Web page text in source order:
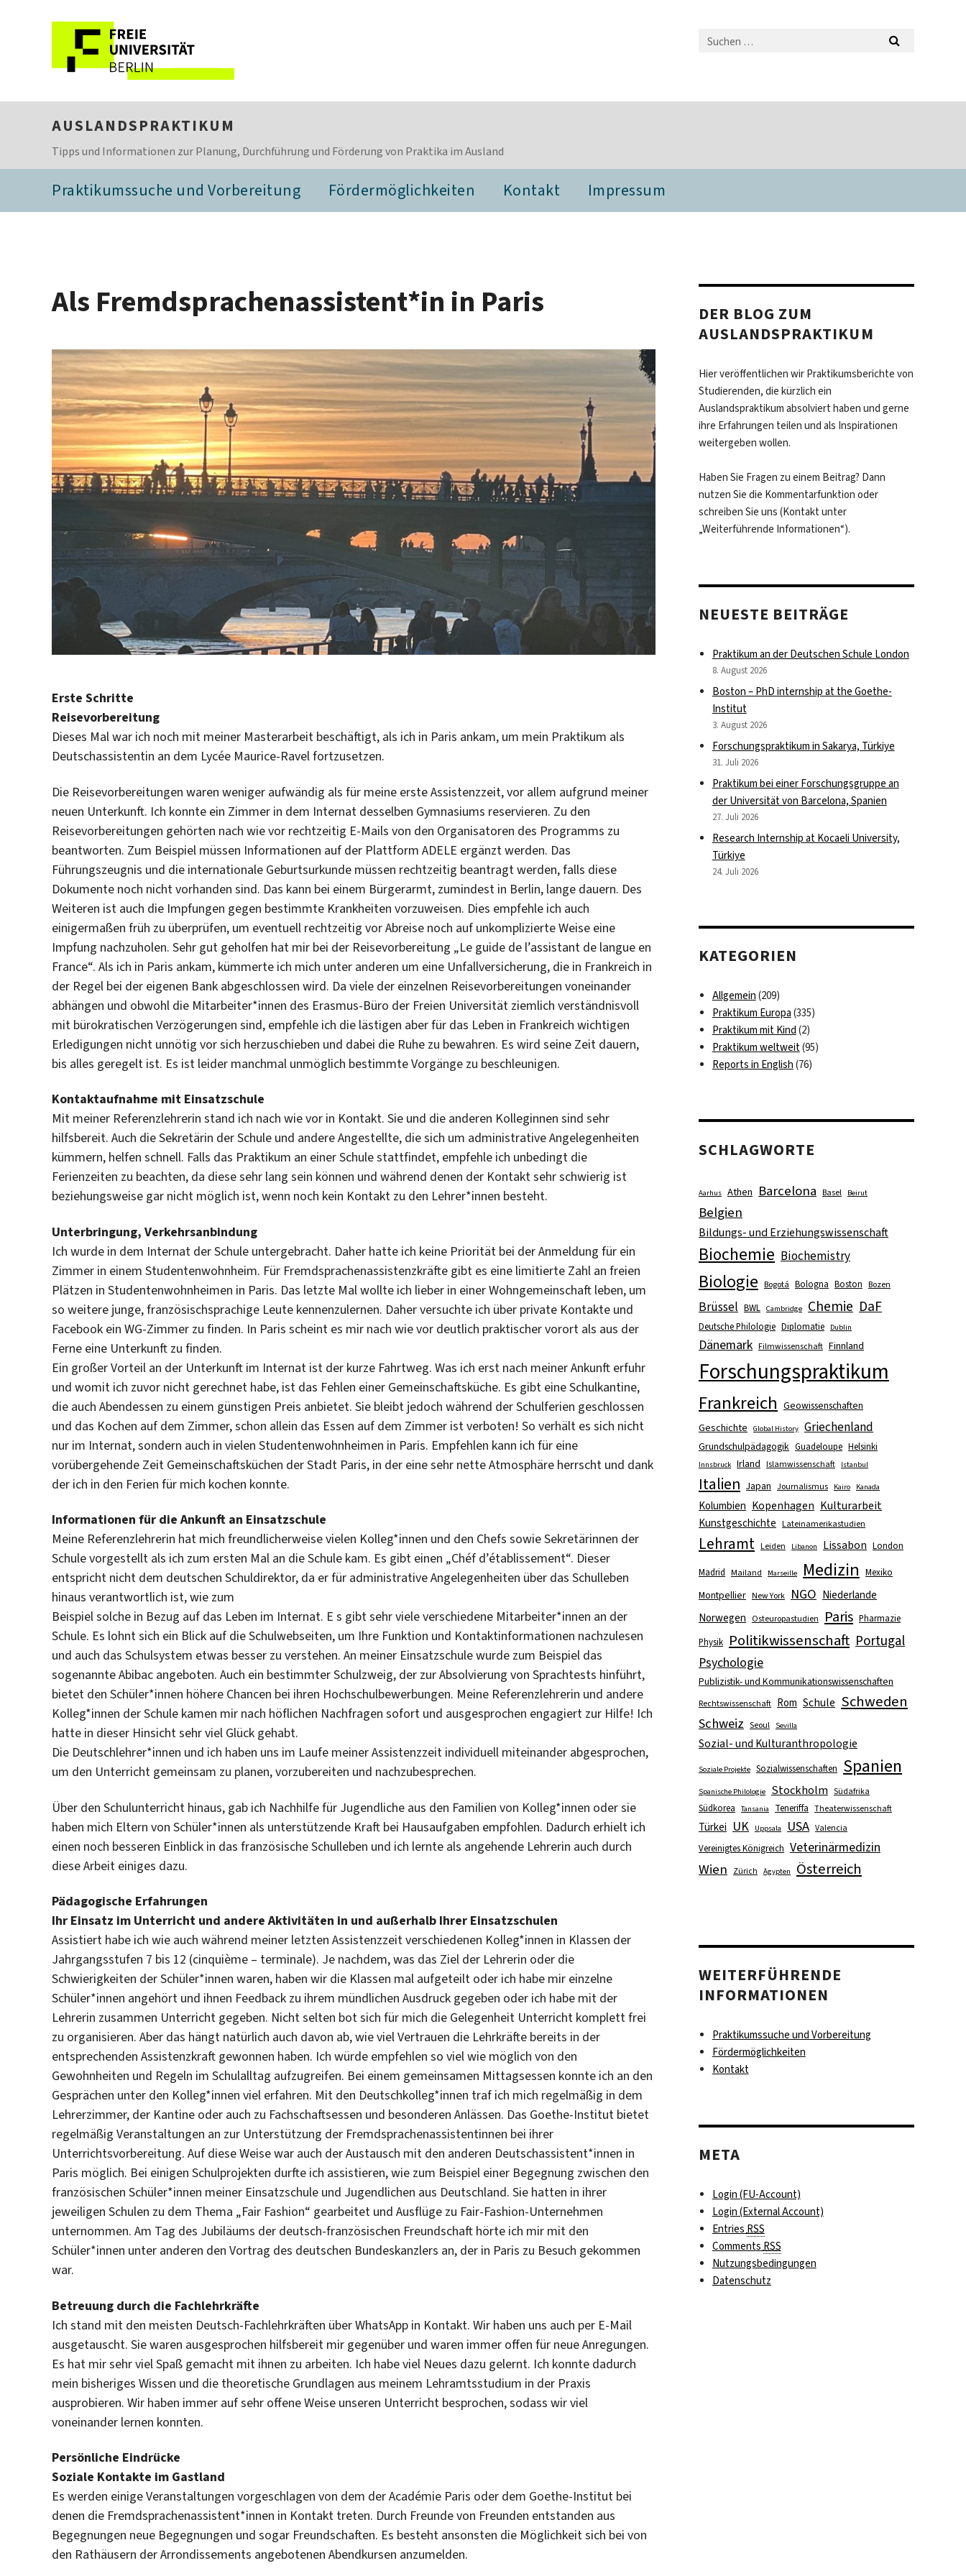
AUSLANDSPRAKTIKUM
Tipps und Informationen zur Planung, Durchführung und Förderung von Praktika im Ausland
Praktikumssuche und Vorbereitung Fördermöglichkeiten Kontakt Impressum
Als Fremdsprachenassistent*in in Paris
Erste Schritte
Reisevorbereitung
Dieses Mal war ich noch mit meiner Masterarbeit beschäftigt, als ich in Paris ankam, um mein Praktikum als
Deutschassistentin an dem Lycée Maurice-Ravel fortzusetzen.
Die Reisevorbereitungen waren weniger aufwändig als für meine erste Assistenzzeit, vor allem aufgrund meiner
neuen Unterkunft. Ich konnte ein Zimmer in dem Internat desselben Gymnasiums reservieren. Zu den
Reisevorbereitungen gehörten nach wie vor rechtzeitig E-Mails von den Organisatoren des Programms zu
beantworten. Zum Beispiel müssen Informationen auf der Plattform ADELE ergänzt werden. Das
Führungszeugnis und die internationale Geburtsurkunde müssen rechtzeitig beantragt werden, falls diese
Dokumente noch nicht vorhanden sind. Das kann bei einem Bürgerarmt, zumindest in Berlin, lange dauern. Des
Weiteren ist auch die Impfungen gegen bestimmte Krankheiten vorzuweisen. Dies empfehle ich auch
einigermaßen früh zu überprüfen, um eventuell rechtzeitig vor Abreise noch auf unkomplizierte Weise eine
Impfung nachzuholen. Sehr gut geholfen hat mir bei der Reisevorbereitung „Le guide de l’assistant de langue en
France“. Als ich in Paris ankam, kümmerte ich mich unter anderen um eine Unfallversicherung, die in Frankreich in
der Regel bei der eigenen Bank abgeschlossen wird. Da viele der einzelnen Reisevorbereitungen voneinander
abhängen und obwohl die Mitarbeiter*innen des Erasmus-Büro der Freien Universität ziemlich verständnisvoll
mit bürokratischen Verzögerungen sind, empfehle ich die lästigen aber für das Leben in Frankreich wichtigen
Erledigungen nicht unnötig vor sich herzuschieben und dabei die Ruhe zu bewahren. Es wird seine Zeit dauern,
bis alles geregelt ist. Es ist leider manchmal unmöglich bestimmte Vorgänge zu beschleunigen.
Kontaktaufnahme mit Einsatzschule
Mit meiner Referenzlehrerin stand ich nach wie vor in Kontakt. Sie und die anderen Kolleginnen sind sehr
hilfsbereit. Auch die Sekretärin der Schule und andere Angestellte, die sich um administrative Angelegenheiten
kümmern, helfen schnell. Falls das Praktikum an einer Schule stattfindet, empfehle ich unbedingt die
Ferienzeiten zu beachten, da diese sehr lang sein können und während denen der Kontakt sehr schwierig ist
beziehungsweise gar nicht möglich ist, wenn noch kein Kontakt zu den Lehrer*innen besteht.
Unterbringung, Verkehrsanbindung
Ich wurde in dem Internat der Schule untergebracht. Daher hatte ich keine Priorität bei der Anmeldung für ein
Zimmer in einem Studentenwohnheim. Für Fremdsprachenassistenzkräfte gibt es eine limitierte Zahl an freien
Plätzen in Studentenwohnheimen in Paris. Das letzte Mal wollte ich lieber in einer Wohngemeinschaft leben, um
so weitere junge, französischsprachige Leute kennenzulernen. Daher versuchte ich über private Kontakte und
Facebook ein WG-Zimmer zu finden. In Paris scheint es mir nach wie vor deutlich praktischer vorort als aus der
Ferne eine Unterkunft zu finden.
Ein großer Vorteil an der Unterkunft im Internat ist der kurze Fahrtweg. Was ich erst nach meiner Ankunft erfuhr
und womit ich zuvor nicht gerechnet habe, ist das Fehlen einer Gemeinschaftsküche. Es gibt eine Schulkantine,
die auch Abendessen zu einem günstigen Preis anbietet. Sie bleibt jedoch während der Schulferien geschlossen
und das Kochen auf dem Zimmer, schon allein das Essen auf dem Zimmer ist verboten! So verhält es sich nicht
nur im Internat, sondern auch in vielen Studentenwohnheimen in Paris. Empfehlen kann ich für eine
vorübergehende Zeit Gemeinschaftsküchen der Stadt Paris, in der eine sehr nette Atmosphäre herrscht und dank
der ich in den Ferien für mich kochen konnte.
Informationen für die Ankunft an Einsatzschule
Meine Referenzlehrerin hat mich freundlicherweise vielen Kolleg*innen und den Chefs sowie Sekretärinnen der
Schule vorgestellt als ich zum ersten Mal an die Schule kam. Es gibt einen „Chéf d’établissement“. Dieser
entspricht nicht dem deutschen Schuldirektor, da er für administrative Angelegenheiten über das Schulleben
hinaus verantwortlich ist, wie zum
Beispiel solche in Bezug auf das Leben im Internat. E s gibt sehr viele verschiedene Mitarbeiter*innen an der
Schule. Es lohnt sich ein Blick auf die Schulwebseiten, um Ihre Funktion und Kontaktinformationen nachzulesen
und auch das Schulsystem etwas besser zu verstehen. An meiner Einsatzschule wurde zum Beispiel das
sogenannte Abibac angeboten. Auch ein bestimmter Schulzweig, der zur Absolvierung von Sprachtests hinführt,
bietet den Schüler*innen höhere Chancen bei ihren Hochschulbewerbungen. Meine Referenzlehrerin und andere
Kolleg*innen der Schule kamen mir nach höflichen Nachfragen sofort und ausgesprochen engagiert zur Hilfe! Ich
hatte in dieser Hinsicht sehr viel Glück gehabt.
Die Deutschlehrer*innen und ich haben uns im Laufe meiner Assistenzzeit individuell miteinander abgesprochen,
um den Unterricht gemeinsam zu planen, vorzubereiten und nachzubesprechen.
Über den Schulunterricht hinaus, gab ich Nachhilfe für Jugendliche aus den Familien von Kolleg*innen oder sie
haben mich Eltern von Schüler*innen als unterstützende Kraft bei Hausaufgaben empfohlen. Dadurch erhielt ich
einen noch besseren Einblick in das französische Schulleben und ich lernte als angehende Lehrerin auch durch
diese Arbeit einiges dazu.
Pädagogische Erfahrungen
Ihr Einsatz im Unterricht und andere Aktivitäten in und außerhalb Ihrer Einsatzschulen
Assistiert habe ich wie auch während meiner letzten Assistenzzeit verschiedenen Kolleg*innen in Klassen der
Jahrgangsstufen 7 bis 12 (cinquième – terminale). Je nachdem, was das Ziel der Lehrerin oder die
Schwierigkeiten der Schüler*innen waren, haben wir die Klassen mal aufgeteilt oder ich habe mir einzelne
Schüler*innen angehört und ihnen Feedback zu ihrem mündlichen Ausdruck gegeben oder ich habe mit der
Lehrerin zusammen Unterricht gegeben. Nicht selten bot sich für mich die Gelegenheit Unterricht komplett frei
zu organisieren. Aber das hängt natürlich auch davon ab, wie viel Vertrauen die Lehrkräfte bereits in der
entsprechenden Assistenzkraft gewonnen haben. Ich würde empfehlen so viel wie möglich von den
Gewohnheiten und Regeln im Schulalltag aufzugreifen. Bei einem gemeinsamen Mittagsessen konnte ich an den
Gesprächen unter den Kolleg*innen viel erfahren. Mit den Deutschkolleg*innen traf ich mich regelmäßig in dem
Lehrerzimmer, der Kantine oder auch zu Fachschaftsessen und besonderen Anlässen. Das Goethe-Institut bietet
regelmäßig Veranstaltungen an zur Unterstützung der Fremdsprachenassistentinnen bei ihrer
Unterrichtsvorbereitung. Auf diese Weise war auch der Austausch mit den anderen Deutschassistent*innen in
Paris möglich. Bei einigen Schulprojekten durfte ich assistieren, wie zum Beispiel einer Begegnung zwischen den
französischen Schüler*innen meiner Einsatzschule und Jugendlichen aus Deutschland. Sie hatten in ihrer
jeweiligen Schulen zu dem Thema „Fair Fashion“ gearbeitet und Ausflüge zu Fair-Fashion-Unternehmen
unternommen. Am Tag des Jubiläums der deutsch-französischen Freundschaft hörte ich mir mit den
Schüler*innen unter anderen den Vortrag des deutschen Bundeskanzlers an, der in Paris zu Besuch gekommen
war.
Betreuung durch die Fachlehrkräfte
Ich stand mit den meisten Deutsch-Fachlehrkräften über WhatsApp in Kontakt. Wir haben uns auch per E-Mail
ausgetauscht. Sie waren ausgesprochen hilfsbereit mir gegenüber und waren immer offen für neue Anregungen.
Es hat mir sehr viel Spaß gemacht mit ihnen zu arbeiten. Ich habe viel Neues dazu gelernt. Ich konnte dadurch
mein bisheriges Wissen und die theoretische Grundlagen aus meinem Lehramtsstudium in der Praxis
ausprobieren. Wir haben immer auf sehr offene Weise unseren Unterricht besprochen, sodass wir viel
voneinander lernen konnten.
Persönliche Eindrücke
Soziale Kontakte im Gastland
Es werden einige Veranstaltungen vorgeschlagen von dem der Académie Paris oder dem Goethe-Institut bei
denen die Fremdsprachenassistent*innen in Kontakt treten. Durch Freunde von Freunden entstanden aus
Begegnungen neue Begegnungen und sogar Freundschaften. Es besteht ansonsten die Möglichkeit sich bei von
den Rathäusern der Arrondissements angebotenen Abendkursen anzumelden.
DER BLOG ZUM
AUSLANDSPRAKTIKUM
Hier veröffentlichen wir Praktikumsberichte von
Studierenden, die kürzlich ein
Auslandspraktikum absolviert haben und gerne
ihre Erfahrungen teilen und als Inspirationen
weitergeben wollen.
Haben Sie Fragen zu einem Beitrag? Dann
nutzen Sie die Kommentarfunktion oder
schreiben Sie uns (Kontakt unter
„Weiterführende Informationen“).
NEUESTE BEITRÄGE
Praktikum an der Deutschen Schule London
8. August 2026
Boston – PhD internship at the Goethe-
Institut
3. August 2026
Forschungspraktikum in Sakarya, Türkiye
31. Juli 2026
Praktikum bei einer Forschungsgruppe an
der Universität von Barcelona, Spanien
27. Juli 2026
Research Internship at Kocaeli University,
Türkiye
24. Juli 2026
KATEGORIEN
Allgemein (209)
Praktikum Europa (335)
Praktikum mit Kind (2)
Praktikum weltweit(95)
Reports in English (76)
SCHLAGWORTE
Aarhus Athen Barcelona Basel Beirut
Belgien
Bildungs- und Erziehungswissenschaft
Biochemie Biochemistry
Biologie Bogotá Bologna Boston Bozen
Brüssel BWL Cambridge Chemie DaF
Deutsche Philologie Diplomatie Dublin
Dänemark Filmwissenschaft Finnland
Forschungspraktikum
Frankreich Geowissenschaften
Geschichte Global History Griechenland
Grundschulpädagogik Guadeloupe Helsinki
Innsbruck Irland Islamwissenschaft Istanbul
Italien Japan Journalismus Kairo Kanada
Kolumbien Kopenhagen Kulturarbeit
Kunstgeschichte Lateinamerikastudien
Lehramt Leiden Libanon Lissabon London
Madrid Mailand Marseille Medizin Mexiko
Montpellier New York NGO Niederlande
Norwegen
Osteuropastudien Paris Pharmazie
Physik Politikwissenschaft Portugal
Psychologie
Publizistik- und Kommunikationswissenschaften
Rechtswissenschaft Rom Schule Schweden
Schweiz Seoul Sevilla
Sozial- und Kulturanthropologie
Soziale Projekte Sozialwissenschaften Spanien
Spanische Philologie Stockholm Südafrika
Südkorea Tansania Teneriffa Theaterwissenschaft
Türkei UK Uppsala USA Valencia
Vereinigtes Königreich Veterinärmedizin
Wien Zürich Ägypten Österreich
WEITERFÜHRENDE
INFORMATIONEN
Praktikumssuche und Vorbereitung
Fördermöglichkeiten
Kontakt
META
Login (FU-Account)
Login (External Account)
EntriesRSS
CommentsRSS
Nutzungsbedingungen
Datenschutz